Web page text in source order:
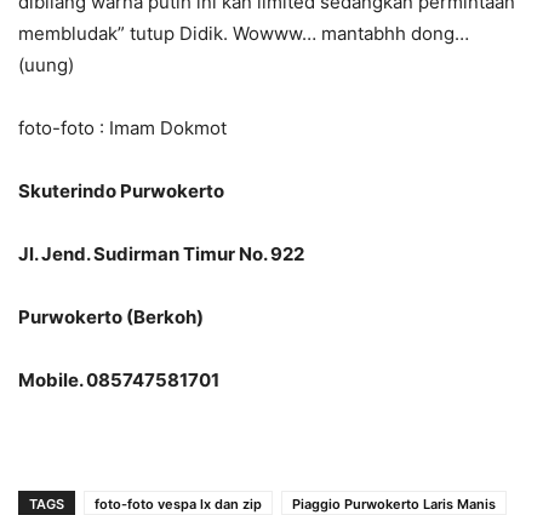
membludak” tutup Didik. Wowww… mantabhh dong…
(uung)
foto-foto : Imam Dokmot
Skuterindo Purwokerto
Jl. Jend. Sudirman Timur No. 922
Purwokerto (Berkoh)
Mobile. 085747581701
TAGS foto-foto vespa lx dan zip
Piaggio Purwokerto Laris Manis